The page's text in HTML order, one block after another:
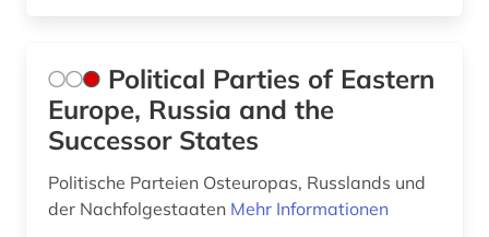
Political Parties of Eastern
Europe, Russia and the
Successor States
Politische Parteien Osteuropas, Russlands und
der Nachfolgestaaten Mehr Informationen